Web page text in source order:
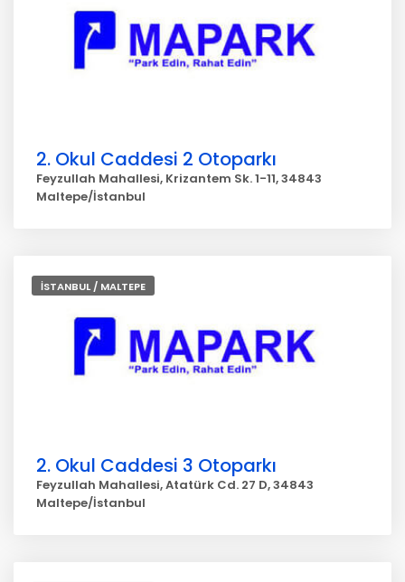
2. Okul Caddesi 2 Otoparkı
Feyzullah Mahallesi, Krizantem Sk. 1-11, 34843
Maltepe/İstanbul
İSTANBUL / MALTEPE
2. Okul Caddesi 3 Otoparkı
Feyzullah Mahallesi, Atatürk Cd. 27 D, 34843
Maltepe/İstanbul